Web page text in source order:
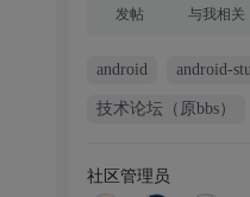
发帖 与我相关
android android-
技术论坛（原bbs）
社区管理员